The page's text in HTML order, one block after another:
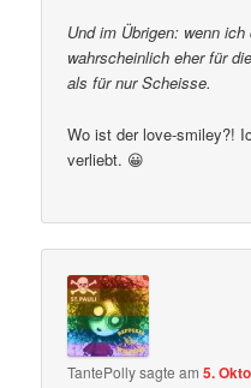
Und im Übrigen: wenn
wahrscheinlich eher für
als für nur Scheisse.
Wo ist der love-smiley?!
verliebt. 😀
TantePollysagte am5.